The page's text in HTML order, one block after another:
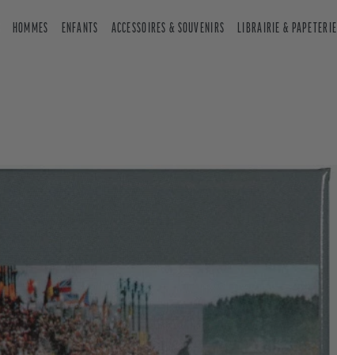
HOMMES ENFANTS ACCESSOIRES & SOUVENIRS LIBRAIRIE & PAPETERIE